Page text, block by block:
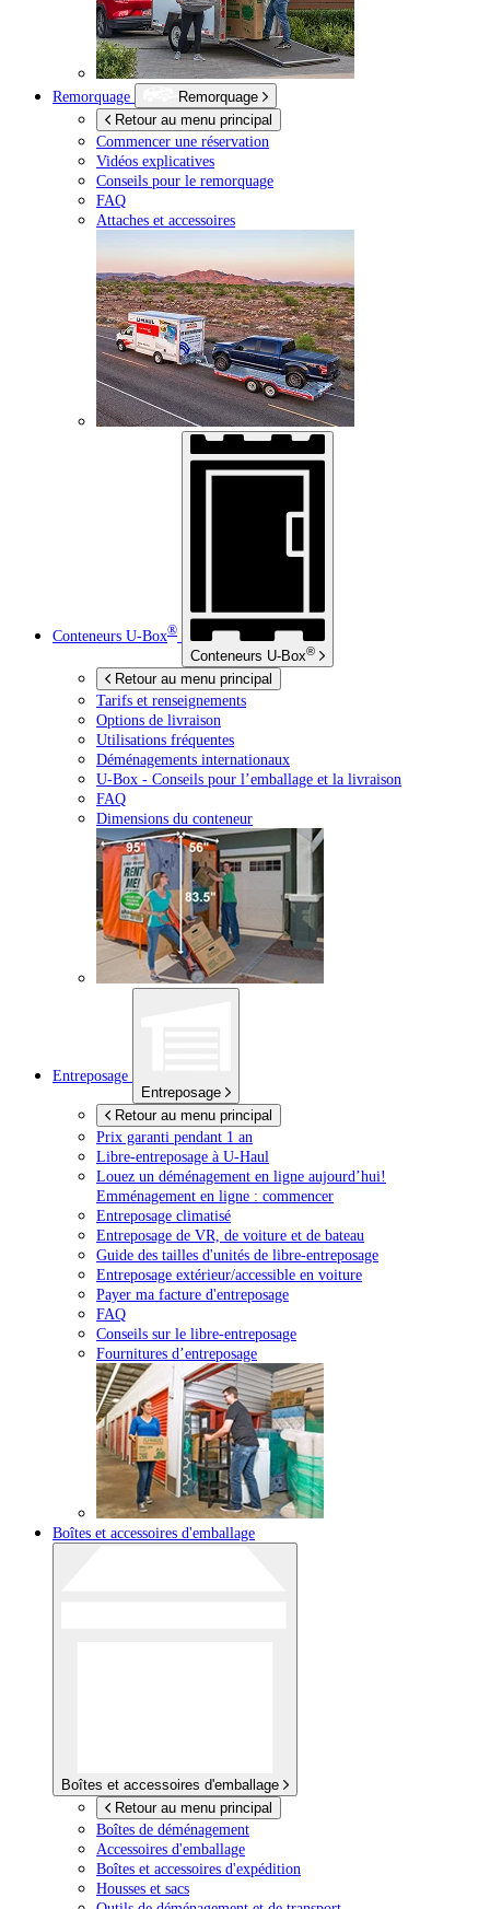
Remorquage
Remorquage
Retour au menu principal
Commencer une réservation
Vidéos explicatives
Conseils pour le remorquage
FAQ
Attaches et accessoires
Conteneurs U-Box®
Conteneurs U-Box®
Retour au menu principal
Tarifs et renseignements
Options de livraison
Utilisations fréquentes
Déménagements internationaux
U-Box - Conseils pour l’emballage et la livraison
FAQ
Dimensions du conteneur
Entreposage
Entreposage
Retour au menu principal
Prix garanti pendant 1 an
Libre-entreposage à U-Haul
Louez un déménagement en ligne aujourd’hui!
Emménagement en ligne : commencer
Entreposage climatisé
Entreposage de VR, de voiture et de bateau
Guide des tailles d'unités de libre-entreposage
Entreposage extérieur/accessible en voiture
Payer ma facture d'entreposage
FAQ
Conseils sur le libre-entreposage
Fournitures d’entreposage
Boîtes et accessoires d'emballage
Boîtes et accessoires d'emballage
Retour au menu principal
Boîtes de déménagement
Accessoires d'emballage
Boîtes et accessoires d'expédition
Housses et sacs